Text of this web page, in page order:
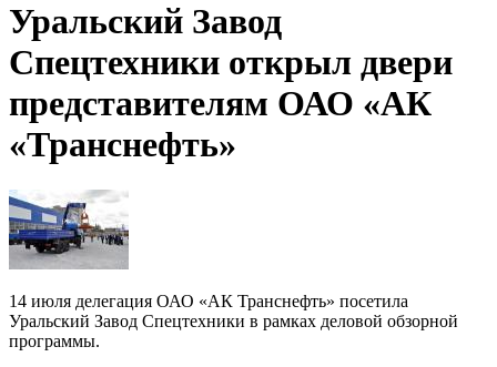
Уральский Завод
Спецтехники открыл двери
представителям ОАО «АК
«Транснефть»
14 июля делегация ОАО «АК Транснефть» посетила
Уральский Завод Спецтехники в рамках деловой обзорной
программы.